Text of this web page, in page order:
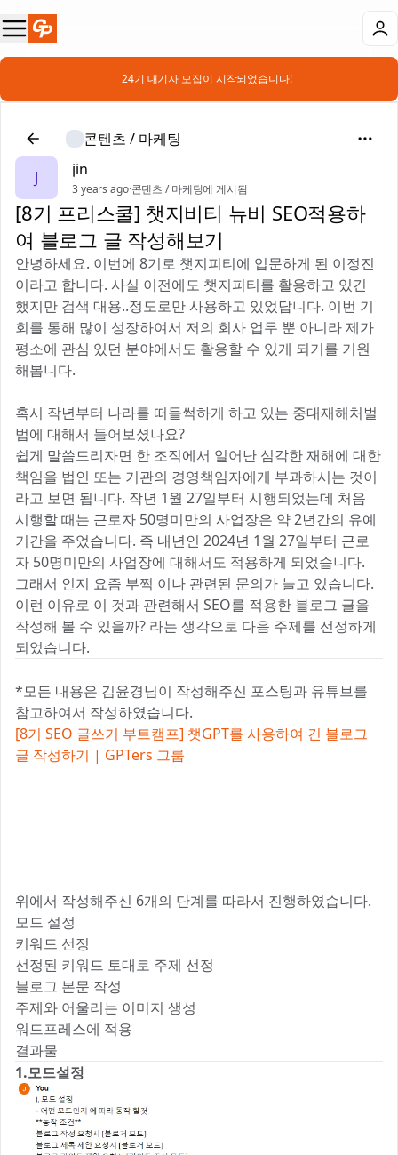
📣 24기 대기자 모집이 시작되었습니다!
콘텐츠 / 마케팅
J
jin
3 years ago·콘텐츠 / 마케팅에 게시됨
[8기 프리스쿨] 챗지비티 뉴비 SEO적용하
여 블로그 글 작성해보기
안녕하세요. 이번에 8기로 챗지피티에 입문하게 된 이정진
이라고 합니다. 사실 이전에도 챗지피티를 활용하고 있긴
했지만 검색 대용..정도로만 사용하고 있었답니다. 이번 기
회를 통해 많이 성장하여서 저의 회사 업무 뿐 아니라 제가
평소에 관심 있던 분야에서도 활용할 수 있게 되기를 기원
해봅니다.
혹시 작년부터 나라를 떠들썩하게 하고 있는 중대재해처벌
법에 대해서 들어보셨나요?
쉽게 말씀드리자면 한 조직에서 일어난 심각한 재해에 대한
책임을 법인 또는 기관의 경영책임자에게 부과하시는 것이
라고 보면 됩니다. 작년 1월 27일부터 시행되었는데 처음
시행할 때는 근로자 50명미만의 사업장은 약 2년간의 유예
기간을 주었습니다. 즉 내년인 2024년 1월 27일부터 근로
자 50명미만의 사업장에 대해서도 적용하게 되었습니다.
그래서 인지 요즘 부쩍 이나 관련된 문의가 늘고 있습니다.
이런 이유로 이 것과 관련해서 SEO를 적용한 블로그 글을
작성해 볼 수 있을까? 라는 생각으로 다음 주제를 선정하게
되었습니다.
*모든 내용은 김윤경님이 작성해주신 포스팅과 유튜브를
참고하여서 작성하였습니다.
[8기 SEO 글쓰기 부트캠프] 챗GPT를 사용하여 긴 블로그
글 작성하기 | GPTers 그룹
위에서 작성해주신 6개의 단계를 따라서 진행하였습니다.
모드 설정
키워드 선정
선정된 키워드 토대로 주제 선정
블로그 본문 작성
주제와 어울리는 이미지 생성
워드프레스에 적용
결과물
1.모드설정